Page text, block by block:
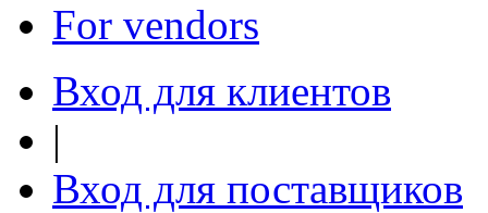
For vendors
Вход для клиентов
|
Вход для поставщиков